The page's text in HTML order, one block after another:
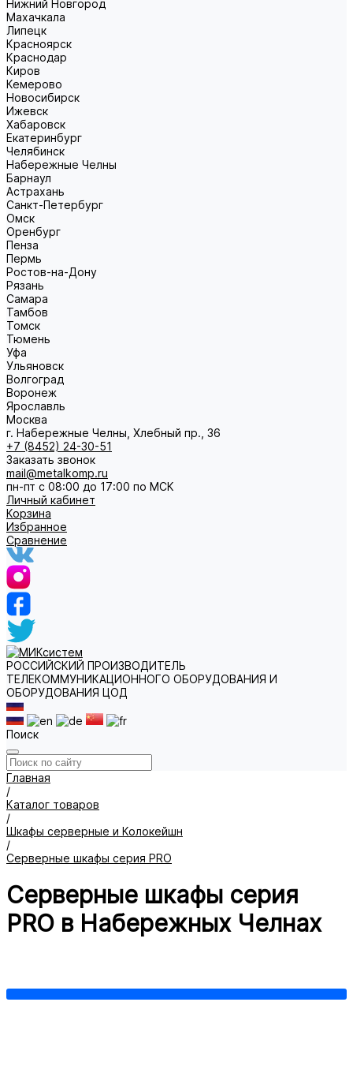
Нижний Новгород
Махачкала
Липецк
Красноярск
Краснодар
Киров
Кемерово
Новосибирск
Ижевск
Хабаровск
Екатеринбург
Челябинск
Набережные Челны
Барнаул
Астрахань
Санкт-Петербург
Омск
Оренбург
Пенза
Пермь
Ростов-на-Дону
Рязань
Самара
Тамбов
Томск
Тюмень
Уфа
Ульяновск
Волгоград
Воронеж
Ярославль
Москва
г. Набережные Челны, Хлебный пр., 36
+7 (8452) 24-30-51
Заказать звонок
mail@metalkomp.ru
пн-пт с 08:00 до 17:00 по МСК
Личный кабинет
Корзина
Избранное
Сравнение
РОССИЙСКИЙ ПРОИЗВОДИТЕЛЬ
ТЕЛЕКОММУНИКАЦИОННОГО ОБОРУДОВАНИЯ И
ОБОРУДОВАНИЯ ЦОД
Поиск
Главная
/
Каталог товаров
/
Шкафы серверные и Колокейшн
/
Серверные шкафы серия PRO
Серверные шкафы серия
PRO в Набережных Челнах